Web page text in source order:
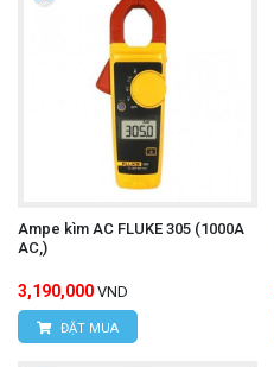
Ampe kìm AC FLUKE 305 (1000A
AC,)
3,190,000 VND
ĐẶT MUA